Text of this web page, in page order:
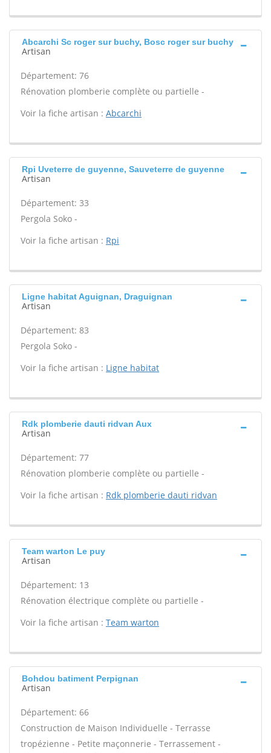
Abcarchi Sc roger sur buchy, Bosc roger sur buchy
Artisan
Département: 76
Rénovation plomberie complète ou partielle -
Voir la fiche artisan : Abcarchi
Rpi Uveterre de guyenne, Sauveterre de guyenne
Artisan
Département: 33
Pergola Soko -
Voir la fiche artisan : Rpi
Ligne habitat Aguignan, Draguignan
Artisan
Département: 83
Pergola Soko -
Voir la fiche artisan : Ligne habitat
Rdk plomberie dauti ridvan Aux
Artisan
Département: 77
Rénovation plomberie complète ou partielle -
Voir la fiche artisan : Rdk plomberie dauti ridvan
Team warton Le puy
Artisan
Département: 13
Rénovation électrique complète ou partielle -
Voir la fiche artisan : Team warton
Bohdou batiment Perpignan
Artisan
Département: 66
Construction de Maison Individuelle - Terrasse
tropézienne - Petite maçonnerie - Terrassement -